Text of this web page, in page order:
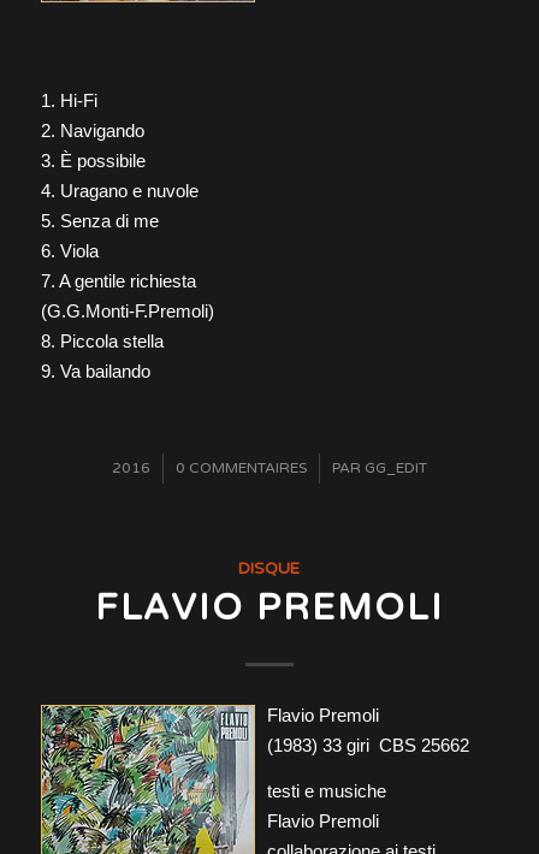
1. Hi-Fi
2. Navigando
3. È possibile
4. Uragano e nuvole
5. Senza di me
6. Viola
7. A gentile richiesta
(G.G.Monti-F.Premoli)
8. Piccola stella
9. Va bailando
2016 0 COMMENTAIRES
/ PAR GG_EDIT
DISQUE
FLAVIO PREMOLI
Flavio Premoli
(1983) 33 giri CBS 25662
testi e musiche
Flavio Premoli